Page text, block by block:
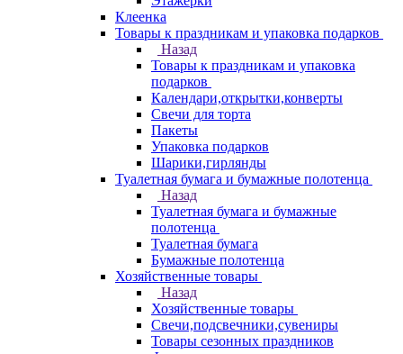
Клеенка
Товары к праздникам и упаковка подарков
Назад
Товары к праздникам и упаковка
подарков
Календари,открытки,конверты
Свечи для торта
Пакеты
Упаковка подарков
Шарики,гирлянды
Туалетная бумага и бумажные полотенца
Назад
Туалетная бумага и бумажные
полотенца
Туалетная бумага
Бумажные полотенца
Хозяйственные товары
Назад
Хозяйственные товары
Свечи,подсвечники,сувениры
Товары сезонных праздников